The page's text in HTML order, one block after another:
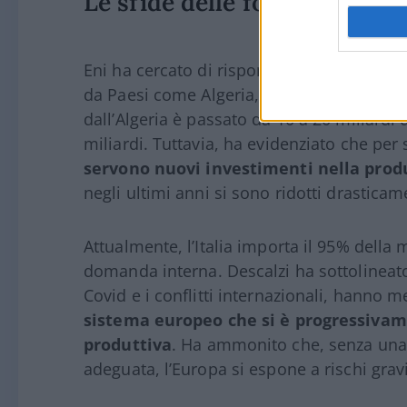
Eni ha cercato di rispondere alla
da Paesi come Algeria, Nigeria, Congo e
dall’Algeria è passato da 10 a 20
miliardi. Tuttavia, ha evidenziato che
servono nuovi investimenti nella
negli ultimi anni si sono ridotti
Attualmente, l’Italia importa il 95% della
domanda interna. Descalzi ha
Covid e i conflitti internazionali, hanno
sistema europeo che si è
produttiva. Ha ammonito che, senza
adeguata, l’Europa si espone a rischi